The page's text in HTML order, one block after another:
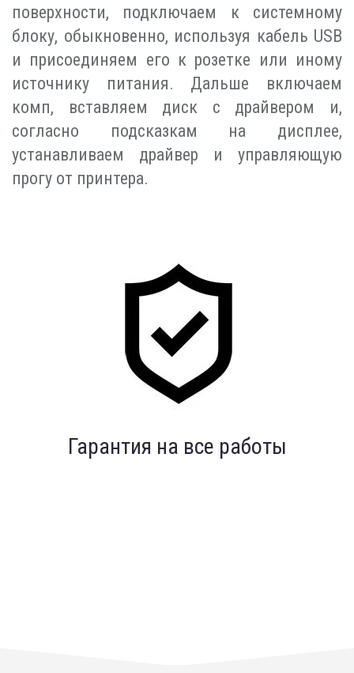
поверхности, подключаем к системному
блоку, обыкновенно, используя кабель USB
и присоединяем его к розетке или иному
источнику питания. Дальше включаем
комп, вставляем диск с драйвером и,
согласно подсказкам на дисплее,
устанавливаем драйвер и управляющую
прогу от принтера.
Индивидуальный подход